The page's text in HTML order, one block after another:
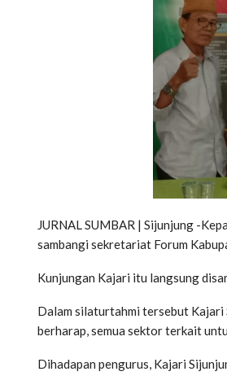
JURNAL SUMBAR | Sijunjung -
sambangi sekretariat Forum
Kunjungan Kajari itu langsung
Dalam silaturtahmi tersebut Kajari
berharap, semua sektor terkait
Dihadapan pengurus, Kajari